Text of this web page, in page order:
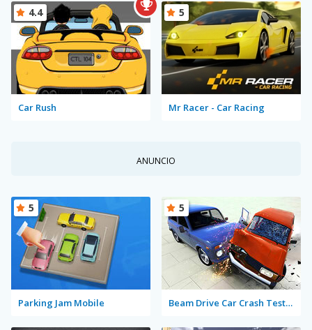
Car Rush
4.4
Mr Racer - Car Racing
5
ANUNCIO
Parking Jam Mobile
5
Beam Drive Car Crash Test Simulator
5